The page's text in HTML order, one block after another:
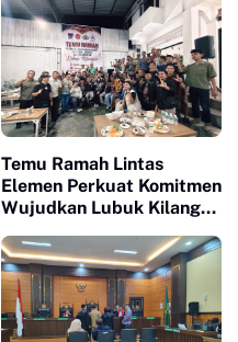
Temu Ramah Lintas
Elemen Perkuat Komitmen
Wujudkan Lubuk Kilangan